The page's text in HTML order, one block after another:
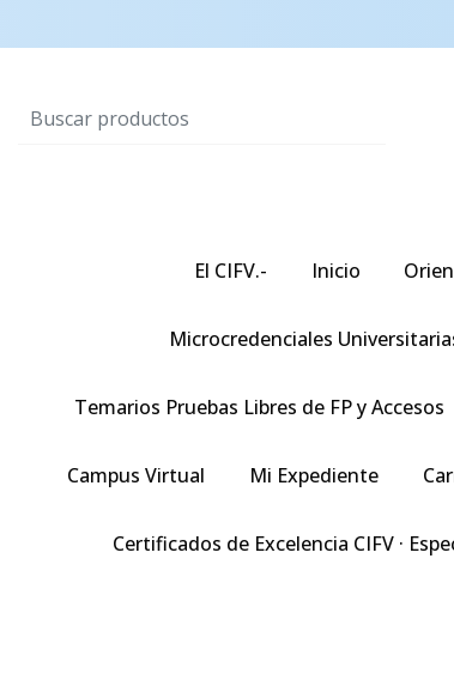
El CIFV.- Inicio
Microcredenciales
Temarios Pruebas Libres de FP y Accesos
Campus Virtual Mi Expediente
Certificados de Excelencia CIFV ·